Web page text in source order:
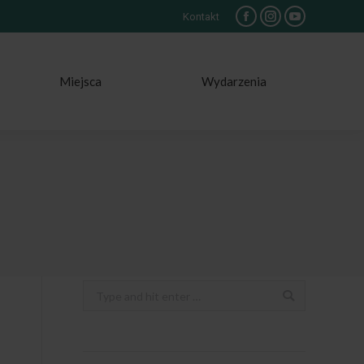
Kontakt
Facebook
Instagram
YouTube
Miejsca Wydarzenia